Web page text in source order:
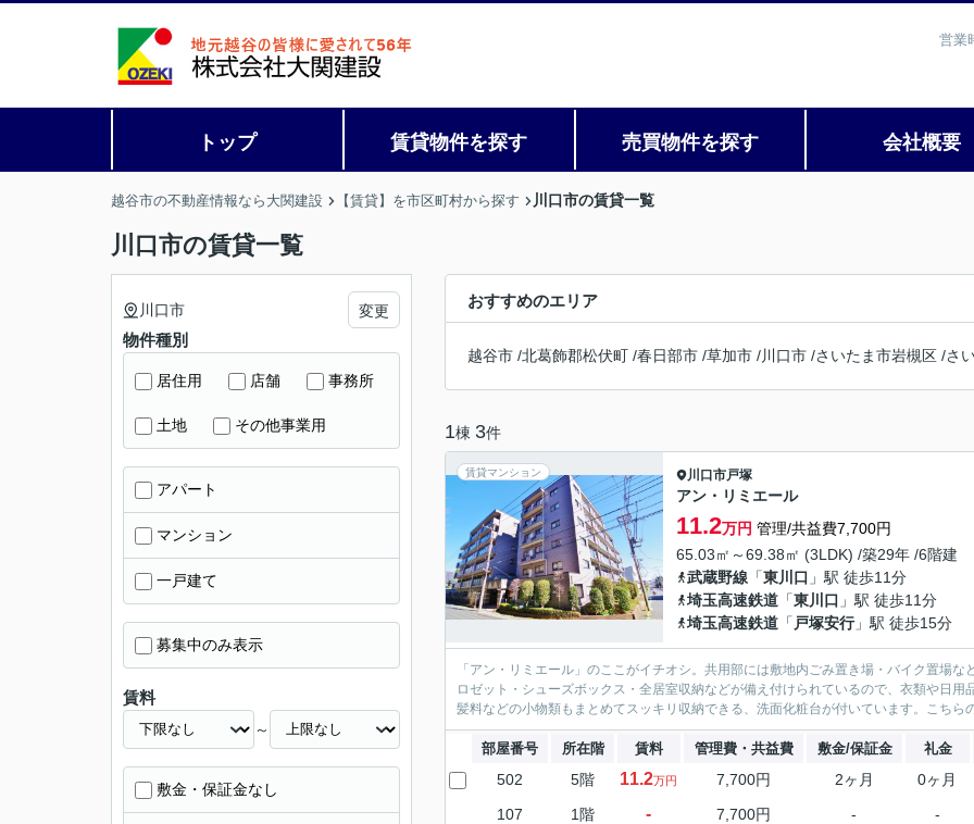
営業
トップ 賃貸物件を探す 売買物件を探す 会社概要
越谷市の不動産情報なら大関建設 【賃貸】を市区町村から探す 川口市の賃貸一覧
川口市の賃貸一覧
おすすめのエリア
越谷市 /北葛飾郡松伏町 /春日部市 /草加市 /川口市 /さいたま市岩槻区 /さ
1棟 3件
賃貸マンション 川口市戸塚
アン・リミエール
11.2万円 管理/共益費7,700円
65.03㎡～69.38㎡ (3LDK) /築29年 /6階建
武蔵野線 「東川口 」駅 徒歩11分
埼玉高速鉄道 「東川口 」駅 徒歩11分
埼玉高速鉄道 「 戸塚安行」駅 徒歩15分
「アン・リミエール」のここがイチオシ。共用部には敷地内ごみ置き場・バイク置場
ロゼット・シューズボックス・全居室収納などが備え付けられているので、衣類や日
髪料などの小物類もまとめてスッキリ収納できる、洗面化粧台が付いています。こちら
部屋番号 所在階 賃料 管理費・共益費 敷金/保証金 礼金
502 5階 11.2万円 7,700円 2ヶ月 0ヶ月
107 1階 - 7,700円 - -
川口市 変更
物件種別
居住用 店舗 事務所
土地 その他事業用
アパート
マンション
一戸建て
募集中のみ表示
賃料
～
敷金・保証金なし